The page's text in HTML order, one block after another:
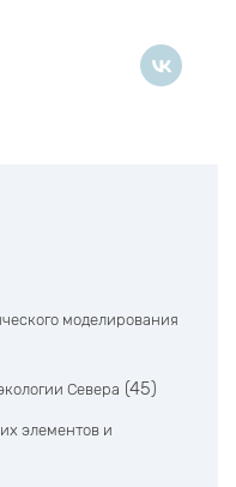
моделирования
Севера (45)
элементов и